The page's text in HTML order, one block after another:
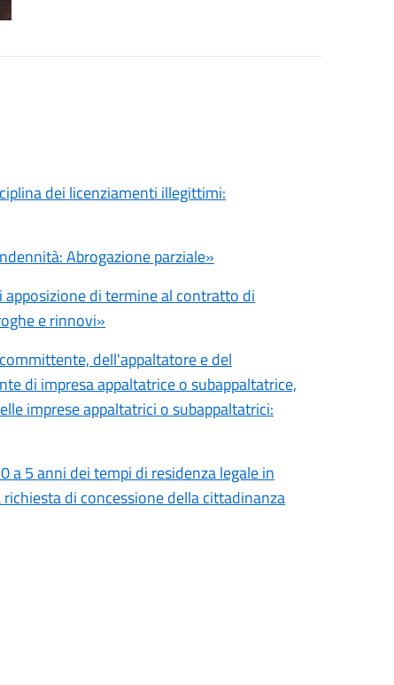
dei licenziamenti illegittimi:
Abrogazione parziale»
di termine al contratto di
e rinnovi»
dell'appaltatore e del
di impresa appaltatrice o subappaltatrice,
imprese appaltatrici o subappaltatrici:
a 5 anni dei tempi di residenza legale in
di concessione della cittadinanza